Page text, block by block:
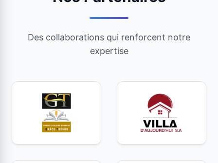
Des collaborations qui renforcent notre
expertise